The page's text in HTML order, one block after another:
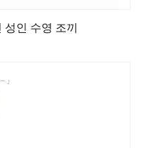
인 수영 조끼